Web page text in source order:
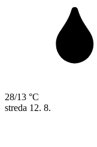
28/13 °C
streda 12. 8.